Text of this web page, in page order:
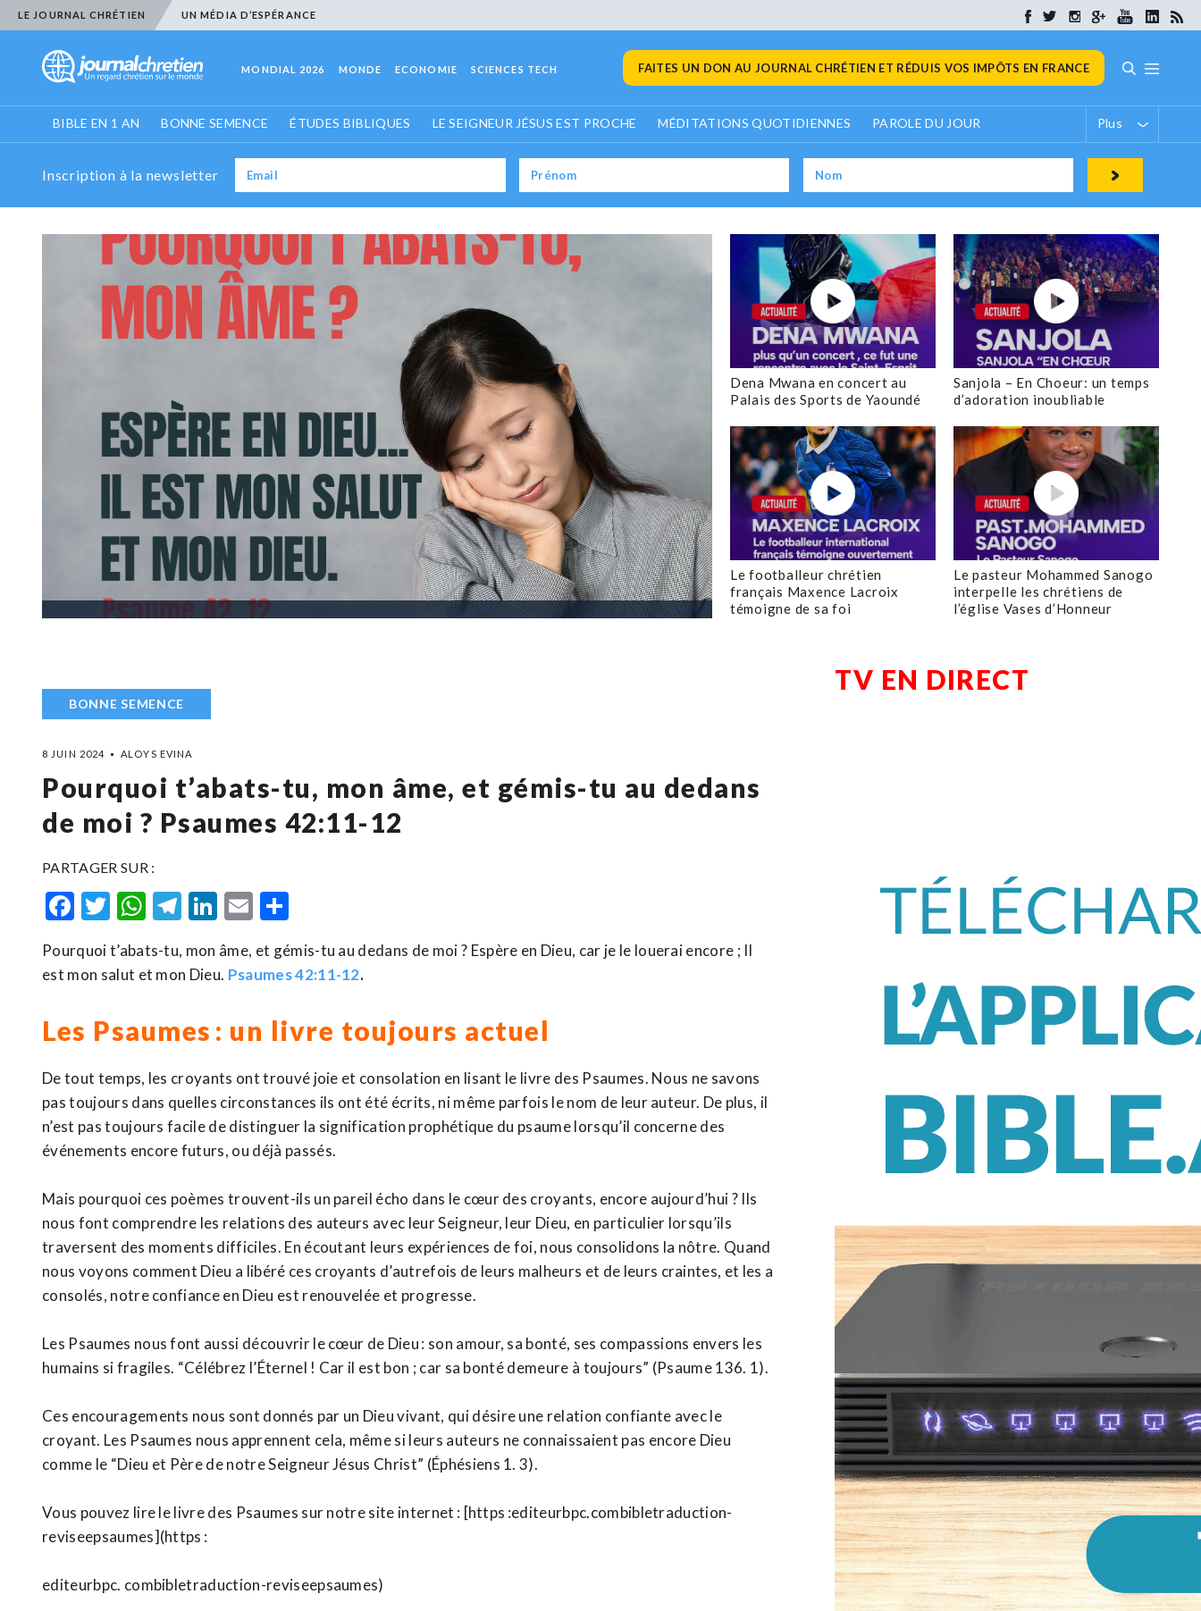
LE JOURNAL CHRÉTIEN UN MÉDIA D’ESPÉRANCE
MONDIAL 2026 MONDE ECONOMIE SCIENCES TECH FAITES UN DON AU JOURNAL CHRÉTIEN ET RÉDUIS VOS IMPÔTS EN FRANCE
BIBLE EN 1 AN BONNE SEMENCE ÉTUDES BIBLIQUES LE SEIGNEUR JÉSUS EST PROCHE MÉDITATIONS QUOTIDIENNES PAROLE DU JOUR Plus
Inscription à la newsletter
Dena Mwana en concert au
Palais des Sports de Yaoundé
Sanjola – En Choeur: un temps
d’adoration inoubliable
Le footballeur chrétien
français Maxence Lacroix
témoigne de sa foi
Le pasteur Mohammed Sanogo
interpelle les chrétiens de
l’église Vases d’Honneur
BONNE SEMENCE
8 JUIN 2024 ALOYS EVINA
Pourquoi t’abats-tu, mon âme, et gémis-tu au dedans
de moi ? Psaumes 42:11-12
PARTAGER SUR :
Facebook
Twitter
WhatsApp
Telegram
LinkedIn
Email
Pourquoi t’abats-tu, mon âme, et gémis-tu au dedans de moi ? Espère en Dieu, car je le louerai encore ; Il
est mon salut et mon Dieu. Psaumes 42:11-12.
Les Psaumes : un livre toujours actuel
De tout temps, les croyants ont trouvé joie et consolation en lisant le livre des Psaumes. Nous ne savons
pas toujours dans quelles circonstances ils ont été écrits, ni même parfois le nom de leur auteur. De plus, il
n’est pas toujours facile de distinguer la signification prophétique du psaume lorsqu’il concerne des
événements encore futurs, ou déjà passés.
Mais pourquoi ces poèmes trouvent-ils un pareil écho dans le cœur des croyants, encore aujourd’hui ? Ils
nous font comprendre les relations des auteurs avec leur Seigneur, leur Dieu, en particulier lorsqu’ils
traversent des moments difficiles. En écoutant leurs expériences de foi, nous consolidons la nôtre. Quand
nous voyons comment Dieu a libéré ces croyants d’autrefois de leurs malheurs et de leurs craintes, et les a
consolés, notre confiance en Dieu est renouvelée et progresse.
Les Psaumes nous font aussi découvrir le cœur de Dieu : son amour, sa bonté, ses compassions envers les
humains si fragiles. “Célébrez l’Éternel ! Car il est bon ; car sa bonté demeure à toujours” (Psaume 136. 1).
Ces encouragements nous sont donnés par un Dieu vivant, qui désire une relation confiante avec le
croyant. Les Psaumes nous apprennent cela, même si leurs auteurs ne connaissaient pas encore Dieu
comme le “Dieu et Père de notre Seigneur Jésus Christ” (Éphésiens 1. 3).
Vous pouvez lire le livre des Psaumes sur notre site internet : [https :editeurbpc.combibletraduction-
reviseepsaumes](https :
editeurbpc. combibletraduction-reviseepsaumes)
TV EN DIRECT